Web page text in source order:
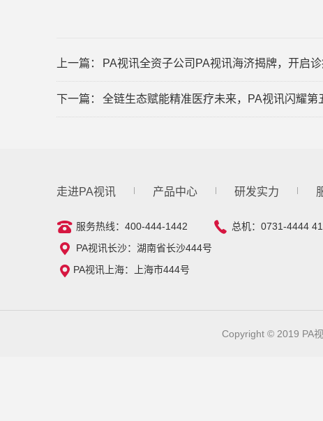
上一篇： PA视讯全资子公司PA视讯海济揭牌，开启
下一篇：
走进PA视讯 产品中心 研发实力
服务热线：400-444-1442
总机：0731-4444
PA视讯长沙：湖南省长沙444号
PA视讯上海：上海市444号
Copyright © 2019 PA